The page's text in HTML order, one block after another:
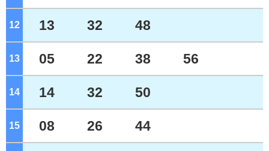
12 13 32 48
13 05 22 38 56
14 14 32 50
15 08 26 44